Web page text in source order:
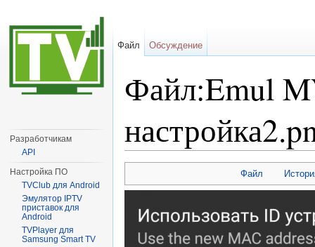
Файл:Emul
Файл
Файл Обсуждение
Разработчикам
API
Настройка ПО
TVClub для Android
Эмулятор IPTV
приставок для
Android
TVPlayer для
Samsung Smart TV